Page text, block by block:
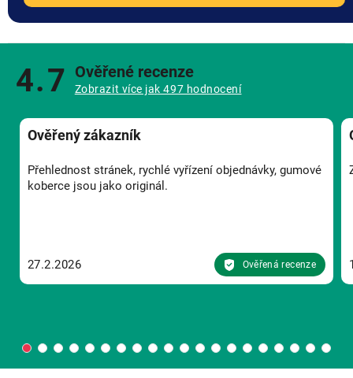
4.7 Ověřené recenze
Zobrazit více jak 497 hodnocení
Ověřený zákazník
Přehlednost stránek, rychlé vyřízení objednávky, gumové
koberce jsou jako originál.
27.2.2026 Ověřená recenze